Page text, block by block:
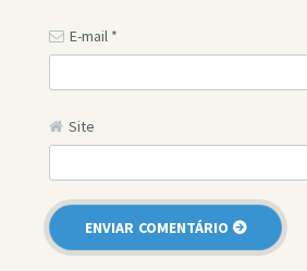
E-mail *
Site